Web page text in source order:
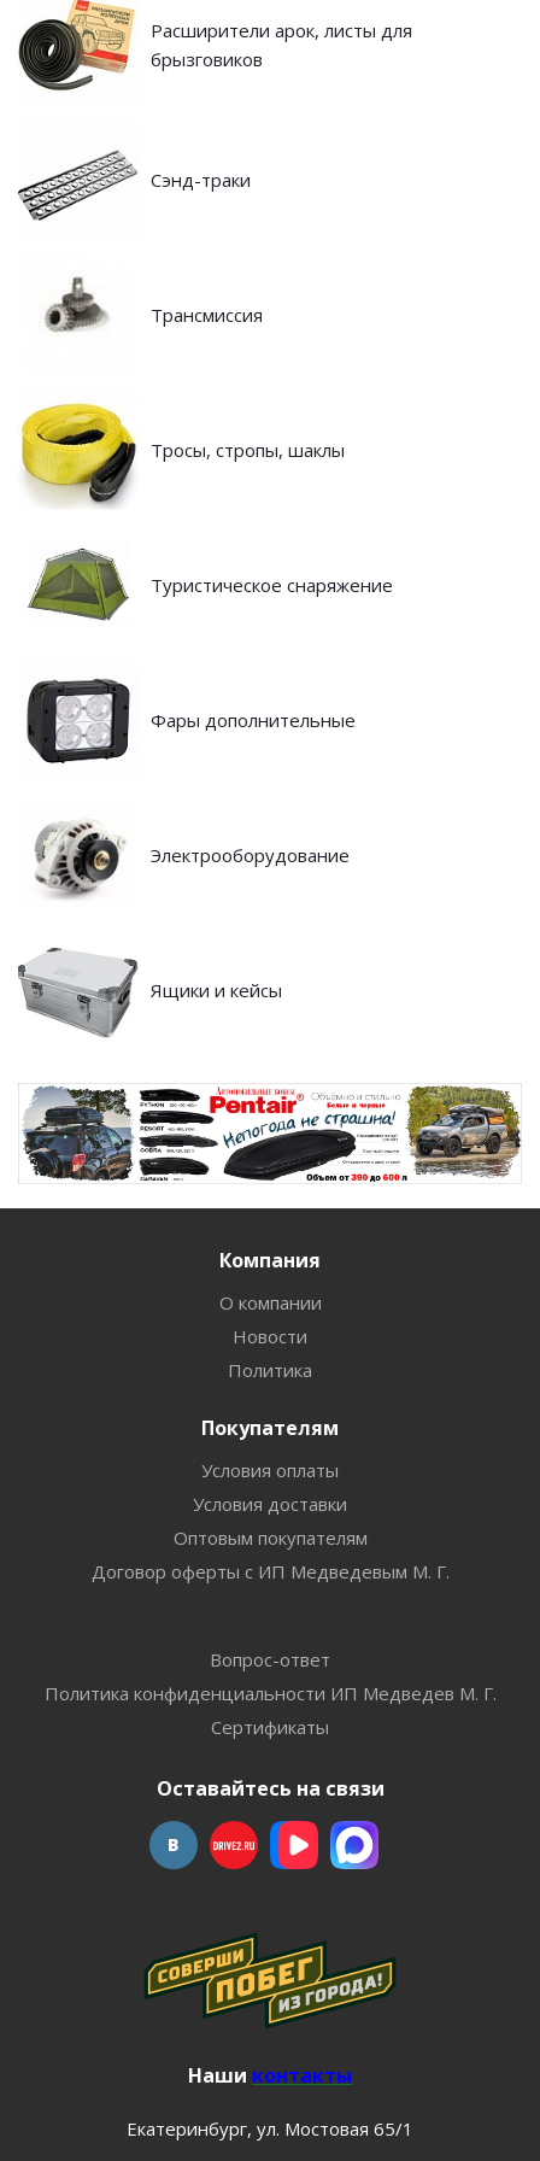
Расширители арок, листы для
брызговиков
Сэнд-траки
Трансмиссия
Тросы, стропы, шаклы
Туристическое снаряжение
Фары дополнительные
Электрооборудование
Ящики и кейсы
Компания
О компании
Новости
Политика
Покупателям
Условия оплаты
Условия доставки
Оптовым покупателям
Договор оферты с ИП Медведевым М. Г.
Вопрос-ответ
Политика конфиденциальности ИП Медведев М. Г.
Сертификаты
Оставайтесь на связи
Наши контакты
Екатеринбург, ул. Мостовая 65/1